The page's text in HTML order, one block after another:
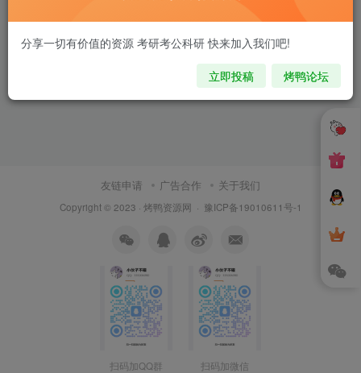
友链申请 广告合作 关于我们
Copyright © 2023 · 烤鸭资源网 · 豫ICP备19010611号-1
扫码加QQ群 扫码加微信
分享一切有价值的资源 考研考公科研 快来加入我们吧!
立即投稿 烤鸭论坛